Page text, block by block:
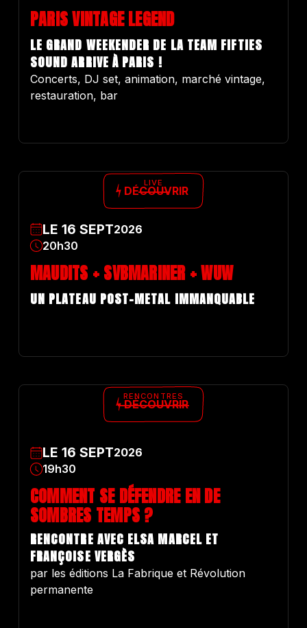
PARIS VINTAGE LEGEND
LE GRAND WEEKENDER DE LA TEAM FIFTIES
SOUND ARRIVE À PARIS !
Concerts, DJ set, animation, marché vintage,
restauration, bar
LIVE
LE16 SEPT2026
20h30
MAUDITS + SVBMARINER + WUW
UN PLATEAU POST-METAL IMMANQUABLE
DÉCOUVRIR
RENCONTRES
LE16 SEPT2026
19h30
COMMENT SE DÉFENDRE EN DE
SOMBRES TEMPS ?
RENCONTRE AVEC ELSA MARCEL ET
FRANÇOISE VERGÈS
par les éditions La Fabrique et Révolution
permanente
DÉCOUVRIR